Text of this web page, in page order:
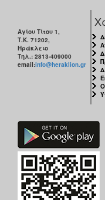
Αγίου Τίτου 1,
Τ.Κ. 71202,
Ηράκλειο
Τηλ.: 2813-409000
email:info@heraklion.gr